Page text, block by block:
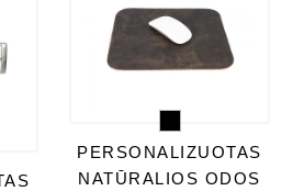
PERSONALIZUOTAS
NATŪRALIOS ODOS